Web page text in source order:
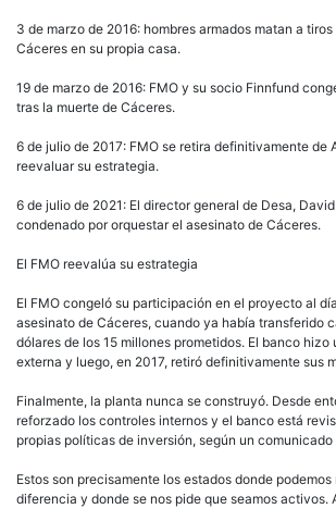
3 de marzo de 2016: hombres armados matan a
Cáceres en su propia casa.
19 de marzo de 2016: FMO y su socio Finnfund
tras la muerte de Cáceres.
6 de julio de 2017: FMO se retira definitivamente de
reevaluar su estrategia.
6 de julio de 2021: El director general de Desa,
condenado por orquestar el asesinato de Cáceres.
El FMO reevalúa su estrategia
El FMO congeló su participación en el proyecto al
asesinato de Cáceres, cuando ya había transferido
dólares de los 15 millones prometidos. El banco
externa y luego, en 2017, retiró definitivamente sus
Finalmente, la planta nunca se construyó. Desde
reforzado los controles internos y el banco está
propias políticas de inversión, según un comunicado
Estos son precisamente los estados donde
diferencia y donde se nos pide que seamos activos.